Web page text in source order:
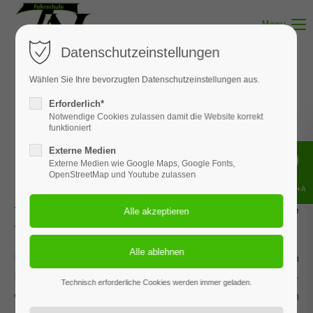
Menu
Allgemeine
Terminkalender für allgemeine und online buchbare
Termine.
Die hier veröffentlichten Termine zeigen Euch, wann Ihr ein
Fahrsicherheitstraining buchen könnt oder ob ein Extra-Kurs -
wie zum Beispiel ein Kompaktkurs - angeboten wird. Weiterhin
Datenschutzeinstellungen
Wählen Sie Ihre bevorzugten Datenschutzeinstellungen aus.
Erforderlich*
Notwendige Cookies zulassen damit die Website korrekt
funktioniert
Externe Medien
Externe Medien wie Google Maps, Google Fonts,
OpenStreetMap und Youtube zulassen
Technisch erforderliche Cookies werden immer geladen.
Shift+Alt+A